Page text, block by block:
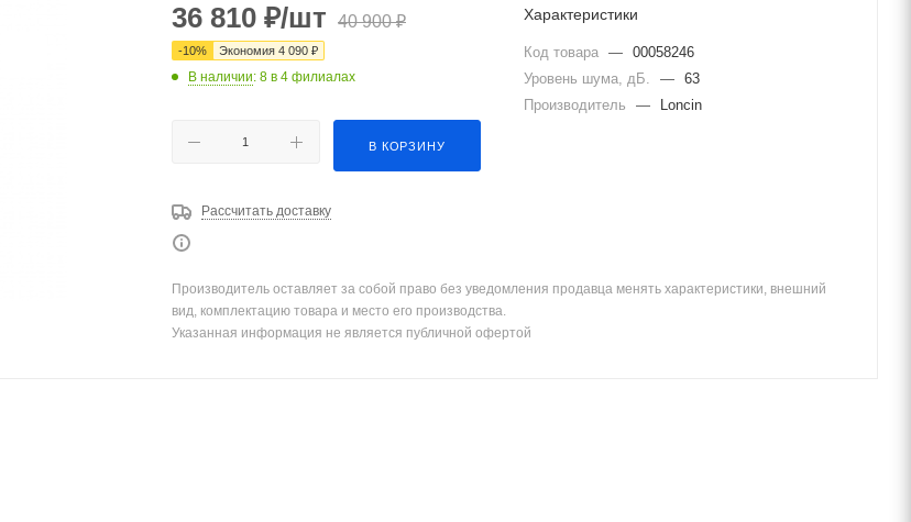
36 810 ₽/шт 40 900₽
-10% Экономия 4 090 ₽
В наличии: 8 в 4 филиалах
В КОРЗИНУ
Рассчитать доставку
Характеристики
Код товара — 00058246
Уровень шума, дБ.
— 63
Производитель
— Loncin
Производитель оставляет за собой право без уведомления продавца менять характеристики, внешний
вид, комплектацию товара и место его производства.
Указанная информация не является публичной офертой